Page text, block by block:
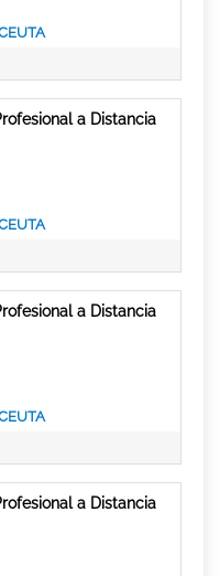
a Distancia
a Distancia
a Distancia